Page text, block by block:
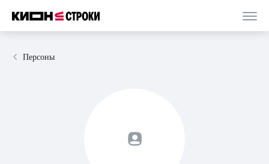
Персоны